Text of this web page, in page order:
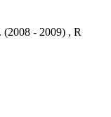
- 2009) , R